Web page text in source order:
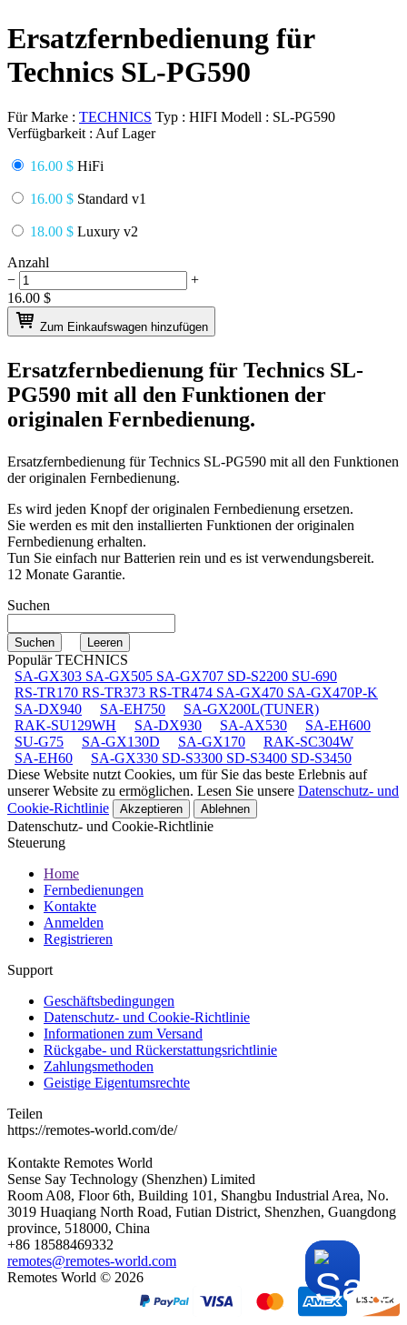
Ersatzfernbedienung für
Technics SL-PG590
Für Marke : TECHNICS Typ : HIFI Modell : SL-PG590
Verfügbarkeit : Auf Lager
16.00 $ HiFi
16.00 $ Standard v1
18.00 $ Luxury v2
Anzahl
−
+
16.00 $
Zum Einkaufswagen hinzufügen
Ersatzfernbedienung für Technics SL-
PG590 mit all den Funktionen der
originalen Fernbedienung.
Ersatzfernbedienung fürTechnics SL-PG590 mit all den Funktionen
der originalen Fernbedienung.
Es wird jeden Knopf der originalen Fernbedienung ersetzen.
Sie werden es mit den installierten Funktionen der originalen
Fernbedienung erhalten.
Tun Sie einfach nur Batterien rein und es ist verwendungsbereit.
12 Monate Garantie.
Suchen
Populär TECHNICS
SA-GX303 SA-GX505 SA-GX707 SD-S2200 SU-690
RS-TR170 RS-TR373 RS-TR474 SA-GX470 SA-GX470P-K
SA-DX940
SA-EH750
SA-GX200L(TUNER)
RAK-SU129WH
SA-DX930 SA-AX530
SA-EH600
SU-G75
SA-GX130D SA-GX170
RAK-SC304W
SA-EH60
SA-GX330 SD-S3300 SD-S3400 SD-S3450
Diese Website nutzt Cookies, um für Sie das beste Erlebnis auf
unserer Website zu ermöglichen. Lesen Sie unsere Datenschutz- und
Cookie-Richtlinie
Akzeptieren Ablehnen
Datenschutz- und Cookie-Richtlinie
Steuerung
Home
Fernbedienungen
Kontakte
Anmelden
Registrieren
Support
Geschäftsbedingungen
Datenschutz- und Cookie-Richtlinie
Informationen zum Versand
Rückgabe- und Rückerstattungsrichtlinie
Zahlungsmethoden
Geistige Eigentumsrechte
Teilen
https://remotes-world.com/de/
Kontakte Remotes World
Sense Say Technology (Shenzhen) Limited
Room A08, Floor 6th, Building 101, Shangbu Industrial Area, No.
3019 Huaqiang North Road, Futian District, Shenzhen, Guangdong
province, 518000, China
+86 18588469332
remotes@remotes-world.com
Remotes World © 2026